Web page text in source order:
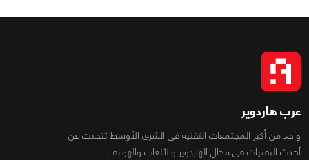
عرب هاردوير
واحد من أكبر المجتمعات التقنية فى الشرق الأوسط تتحدث عن
أحدث التقنيات فى مجال الهاردوير والألعاب والهواتف